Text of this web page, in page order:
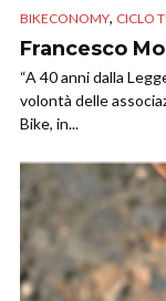
BIKECONOMY, CICLO
Francesco
“A 40 anni dalla
volontà delle
Bike, in...